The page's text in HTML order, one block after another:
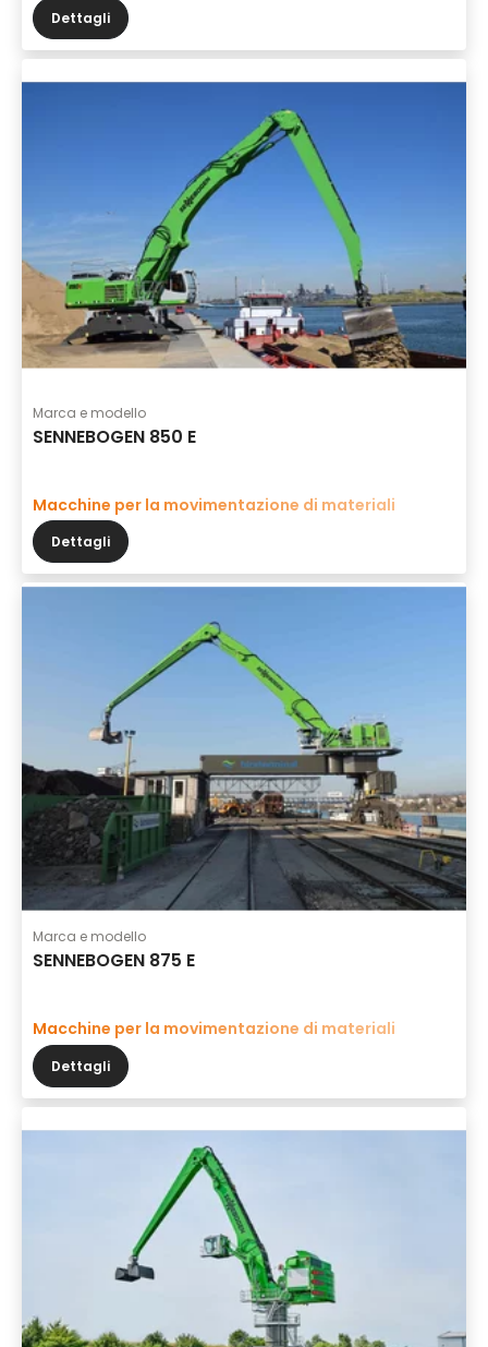
Dettagli
Marca e modello
SENNEBOGEN 850 E
Macchine per la movimentazione di materiali
Dettagli
Marca e modello
SENNEBOGEN 875 E
Macchine per la movimentazione di materiali
Dettagli